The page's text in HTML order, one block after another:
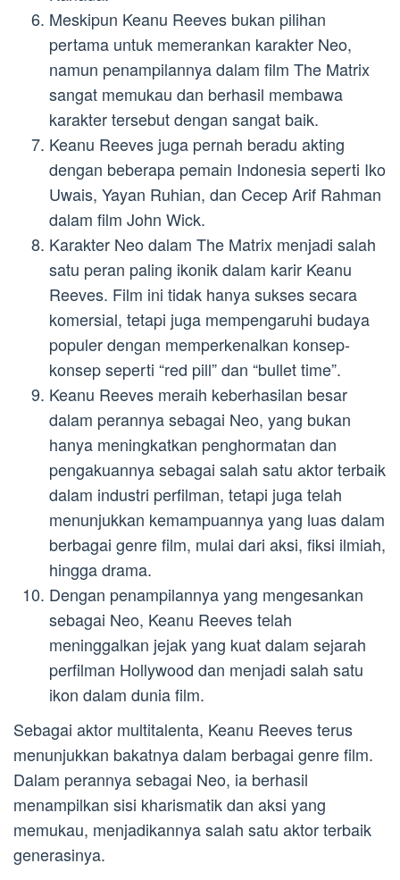
Meskipun Keanu Reeves bukan pilihan
pertama untuk memerankan karakter Neo,
namun penampilannya dalam film The Matrix
sangat memukau dan berhasil membawa
karakter tersebut dengan sangat baik.
Keanu Reeves juga pernah beradu akting
dengan beberapa pemain Indonesia seperti Iko
Uwais, Yayan Ruhian, dan Cecep Arif Rahman
dalam film John Wick.
Karakter Neo dalam The Matrix menjadi salah
satu peran paling ikonik dalam karir Keanu
Reeves. Film ini tidak hanya sukses secara
komersial, tetapi juga mempengaruhi budaya
populer dengan memperkenalkan konsep-
konsep seperti “red pill” dan “bullet time”.
Keanu Reeves meraih keberhasilan besar
dalam perannya sebagai Neo, yang bukan
hanya meningkatkan penghormatan dan
pengakuannya sebagai salah satu aktor terbaik
dalam industri perfilman, tetapi juga telah
menunjukkan kemampuannya yang luas dalam
berbagai genre film, mulai dari aksi, fiksi ilmiah,
hingga drama.
Dengan penampilannya yang mengesankan
sebagai Neo, Keanu Reeves telah
meninggalkan jejak yang kuat dalam sejarah
perfilman Hollywood dan menjadi salah satu
ikon dalam dunia film.
Sebagai aktor multitalenta, Keanu Reeves terus
menunjukkan bakatnya dalam berbagai genre film.
Dalam perannya sebagai Neo, ia berhasil
menampilkan sisi kharismatik dan aksi yang
memukau, menjadikannya salah satu aktor terbaik
generasinya.